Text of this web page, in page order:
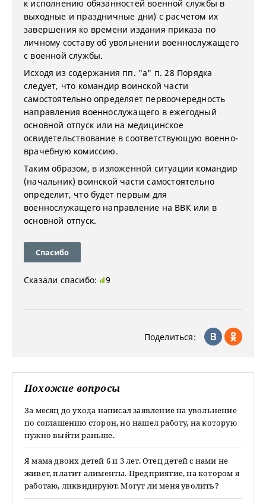
к исполнению обязанностей военной службы в
выходные и праздничные дни) с расчетом их
завершения ко времени издания приказа по
личному составу об увольнении военнослужащего
с военной службы.
Исходя из содержания пп. "а" п. 28 Порядка
следует, что командир воинской части
самостоятельно определяет первоочередность
направления военнослужащего в ежегодный
основной отпуск или на медицинское
освидетельствование в соответствующую военно-
врачебную комиссию.
Таким образом, в изложенной ситуации командир
(начальник) воинской части самостоятельно
определит, что будет первым для
военнослужащего направление на ВВК или в
основной отпуск.
Спасибо
Сказали спасибо: 9
Поделиться:
Похожие вопросы
За месяц до ухода написал заявление на увольнение
по соглашению сторон, но нашел работу, на которую
нужно выйти раньше.
Я мама двоих детей 6 и 3 лет. Отец детей с нами не
живет, платит алименты. Предприятие, на котором я
работаю, ликвидируют. Могут ли меня уволить?